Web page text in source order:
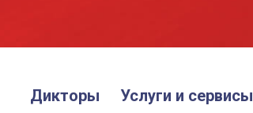
Дикторы Услуги и сервисы